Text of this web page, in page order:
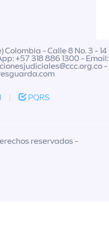
- Calle 8 No. 3 - 14
+57 318 886 1300 - Email:
-
| PQRS
reservados -